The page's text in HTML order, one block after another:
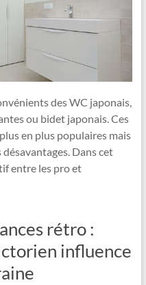
des WC japonais,
ou bidet japonais. Ces
en plus populaires mais
Dans cet
entre les pro et
rétro :
influence